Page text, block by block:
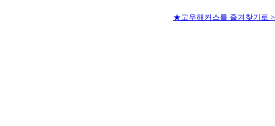
★고우해커스를 즐겨찾기로 >